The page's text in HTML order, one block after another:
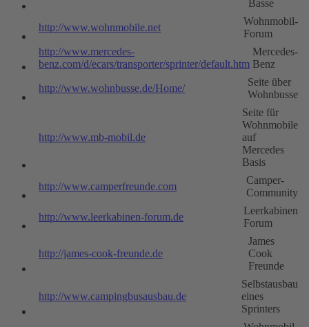
Basse
http://www.wohnmobile.net
Wohnmobil-
Forum
http://www.mercedes-
benz.com/d/ecars/transporter/sprinter/default.htm
Mercedes-
Benz
http://www.wohnbusse.de/Home/
Seite über
Wohnbusse
http://www.mb-mobil.de
Seite für
Wohnmobile
auf
Mercedes
Basis
http://www.camperfreunde.com
Camper-
Community
http://www.leerkabinen-forum.de
Leerkabinen
Forum
http://james-cook-freunde.de
James
Cook
Freunde
http://www.campingbusausbau.de
Selbstausbau
eines
Sprinters